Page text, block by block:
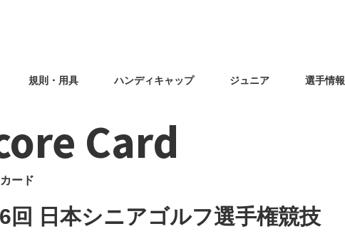
規則・用具 ハンディキャップ ジュニア 選手情報
Card
ード
回 日本シニアゴルフ選手権競技